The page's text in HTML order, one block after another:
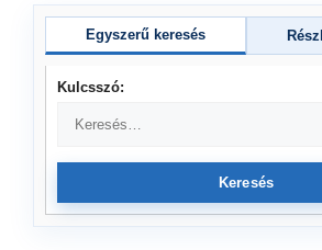
Egyszerű keresés
Kulcsszó:
Keresés